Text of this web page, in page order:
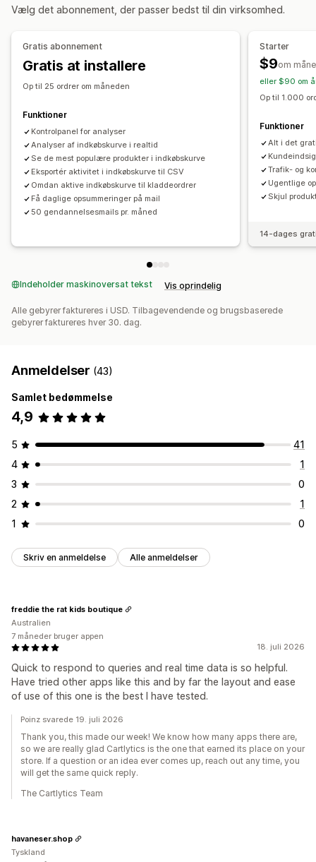
Indblik med kunstig intelligens
UTM-sporing
Visualiseringer og rapporter
Kontrolpanel med analyser
Tilpassede kontrolpaneler
Tilpassede rapporter Dataeksport
Historisk analyse
Vælg det abonnement, der passer bedst til din virksomhed.
Gratis abonnement
Gratis at installere
Op til 25 ordrer om måneden
Funktioner
Kontrolpanel for analyser
Analyser af indkøbskurve i realtid
Se de mest populære produkter i indkøbskurve
Eksportér aktivitet i indkøbskurve til CSV
Omdan aktive indkøbskurve til kladdeordrer
Få daglige opsummeringer på mail
50 gendannelsesmails pr. måned
Starter
$9om
eller $90 om
Op til 1.000
Funktioner
Alt i det
Trafik- og
Ugentlige
Skjul
14-dages
Indeholder maskinoversat tekst Vis oprindelig
Alle gebyrer faktureres i USD. Tilbagevendende og brugsbaserede
gebyrer faktureres hver 30. dag.
Anmeldelser (43)
Samlet bedømmelse
4,9
5
41
4
1
3
0
2
1
1
0
Skriv en anmeldelse Alle anmeldelser
18. juli 2026
Quick to respond to queries and real time data is so helpful.
Have tried other apps like this and by far the layout and ease
of use of this one is the best I have tested.
freddie the rat kids boutique
Australien
7 måneder bruger appen
Poinz svarede 19. juli 2026
Thank you, this made our week! We know how many apps there are,
so we are really glad Cartlytics is the one that earned its place on your
store. If a question or an idea ever comes up, reach out any time, you
will get the same quick reply.
The Cartlytics Team
havaneser.shop
Tyskland